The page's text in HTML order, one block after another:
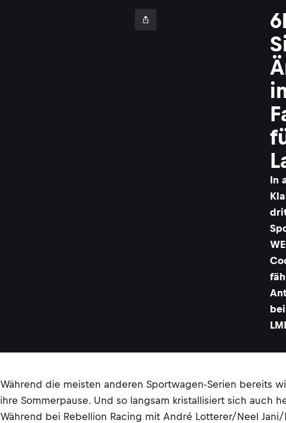
In
Während die meisten anderen Sportwagen-Serien bereits
ihre Sommerpause. Und so langsam kristallisiert sich auch
Während bei Rebellion Racing mit André Lotterer/Neel